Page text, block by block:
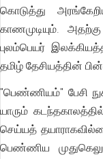
கொடுத்து
காணமுடியும்.
புலம்பெயர்
தமிழ் தேசியத்தின்
"பெண்ணியம்" பேசி
யாரும்
செய்யத்
பெண்ணிய